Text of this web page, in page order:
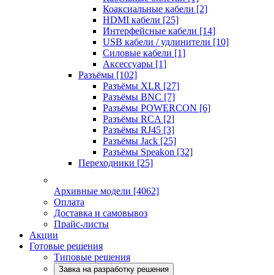
Коаксиальные кабели [2]
HDMI кабели [25]
Интерфейсные кабели [14]
USB кабели / удлинители [10]
Силовые кабели [1]
Аксессуары [1]
Разъёмы [102]
Разъёмы XLR [27]
Разъёмы BNC [7]
Разъёмы POWERCON [6]
Разъёмы RCA [2]
Разъёмы RJ45 [3]
Разъёмы Jack [25]
Разъёмы Speakon [32]
Переходники [25]
Архивные модели [4062]
Оплата
Доставка и самовывоз
Прайс-листы
Акции
Готовые решения
Типовые решения
Завка на разработку решения